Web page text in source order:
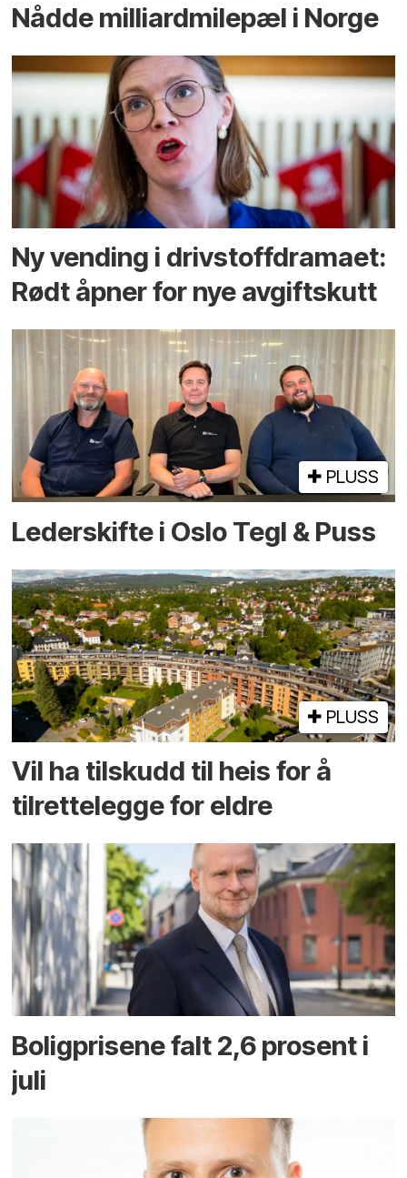
Nådde milliard­­milepæl i Norge
Ny vending i drivstoffdramaet:
Rødt åpner for nye avgiftskutt
PLUSS
Lederskifte i Oslo Tegl & Puss
PLUSS
Vil ha tilskudd til heis for å
tilrettelegge for eldre
Boligprisene falt 2,6 prosent i
juli